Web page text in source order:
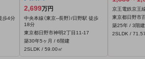
歩4分
2,699万円
中央本線（東京--長野）/日野駅 徒歩
18分
東京都日野市神明2丁目11-17
築30年5ヶ月 / 6階建
2SLDK / 59.00㎡
京王電鉄京王
東京都日野市
築25年 / 3階建
2SLDK /